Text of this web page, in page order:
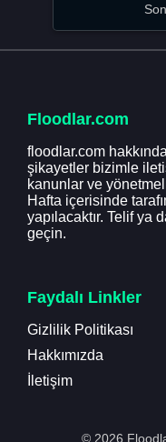
Floodlar.com
floodlar.com
şikayetler bizimle
kanunlar ve
Hafta içerisinde
yapılacaktır. Telif ya
geçin.
Faydalı Linkler
Gizlilik Politikası
Hakkımızda
İletişim
© 2026